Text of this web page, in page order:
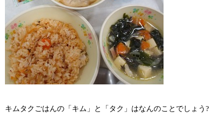
キムタクごはんの「キム」と「タク」はなんのことでしょう?